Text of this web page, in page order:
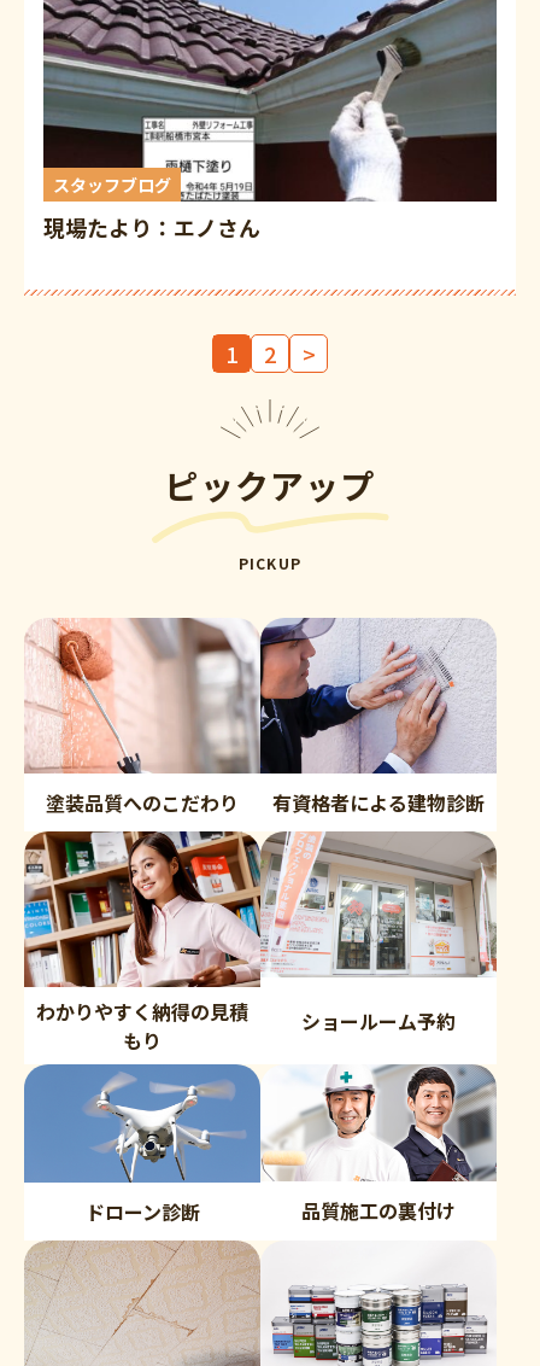
スタッフブログ
現場たより：エノさん
1 2 >
ピックアップ
PICKUP
塗装品質へのこだわり 有資格者による建物診断
わかりやすく納得の見積
もり
ショールーム予約
ドローン診断 品質施工の裏付け